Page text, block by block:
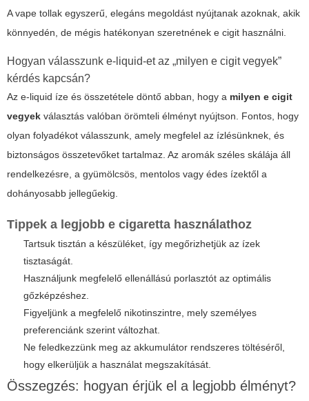
A vape tollak egyszerű, elegáns megoldást nyújtanak azoknak, akik
könnyedén, de mégis hatékonyan szeretnének e cigit használni.
Hogyan válasszunk e-liquid-et az „milyen e cigit vegyek”
kérdés kapcsán?
Az e-liquid íze és összetétele döntő abban, hogy a milyen e cigit
vegyek választás valóban örömteli élményt nyújtson. Fontos, hogy
olyan folyadékot válasszunk, amely megfelel az ízlésünknek, és
biztonságos összetevőket tartalmaz. Az aromák széles skálája áll
rendelkezésre, a gyümölcsös, mentolos vagy édes ízektől a
dohányosabb jellegűekig.
Tippek a legjobb e cigaretta használathoz
Tartsuk tisztán a készüléket, így megőrizhetjük az ízek
tisztaságát.
Használjunk megfelelő ellenállású porlasztót az optimális
gőzképzéshez.
Figyeljünk a megfelelő nikotinszintre, mely személyes
preferenciánk szerint változhat.
Ne feledkezzünk meg az akkumulátor rendszeres töltéséről,
hogy elkerüljük a használat megszakítását.
Összegzés: hogyan érjük el a legjobb élményt?